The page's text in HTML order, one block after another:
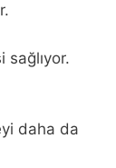
daha da